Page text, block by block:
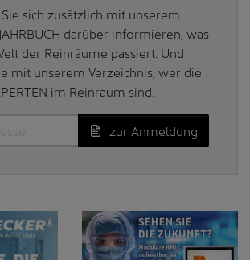
Sie sich zusätzlich mit unserem
darüber informieren, was
der Reinräume passiert. Und
mit unserem Verzeichnis, wer die
im Reinraum sind.
zur Anmeldung